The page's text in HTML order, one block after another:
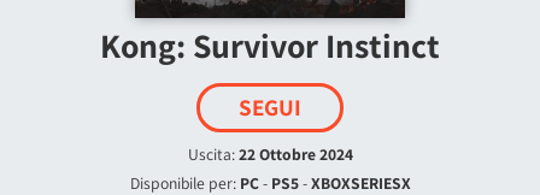
Kong: Survivor Instinct
SEGUI
Uscita:22 Ottobre 2024
Disponibile per: PC- PS5-XBOXSERIESX